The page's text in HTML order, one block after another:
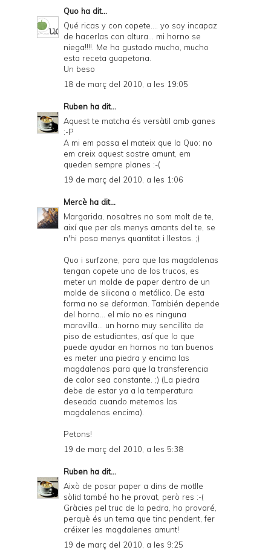
Quo ha dit...
Qué ricas y con copete.... yo soy incapaz
de hacerlas con altura... mi horno se
niega!!!!. Me ha gustado mucho, mucho
esta receta guapetona.
Un beso
18 de març del 2010, a les 19:05
Ruben ha dit...
Aquest te matcha és versàtil amb ganes
:-P
A mi em passa el mateix que la Quo: no
em creix aquest sostre amunt, em
queden sempre planes :-(
19 de març del 2010, a les 1:06
Mercè ha dit...
Margarida, nosaltres no som molt de te,
així que per als menys amants del te, se
n'hi posa menys quantitat i llestos. ;)
Quo i surfzone, para que las magdalenas
tengan copete uno de los trucos, es
meter un molde de paper dentro de un
molde de silicona o metálico. De esta
forma no se deforman. También depende
del horno... el mío no es ninguna
maravilla... un horno muy sencillito de
piso de estudiantes, así que lo que
puede ayudar en hornos no tan buenos
es meter una piedra y encima las
magdalenas para que la transferencia
de calor sea constante. ;) (La piedra
debe de estar ya a la temperatura
deseada cuando metemos las
magdalenas encima).
Petons!
19 de març del 2010, a les 5:38
Ruben ha dit...
Això de posar paper a dins de motlle
sòlid també ho he provat, però res :-(
Gràcies pel truc de la pedra, ho provaré,
perquè és un tema que tinc pendent, fer
créixer les magdalenes amunt!
19 de març del 2010, a les 9:25